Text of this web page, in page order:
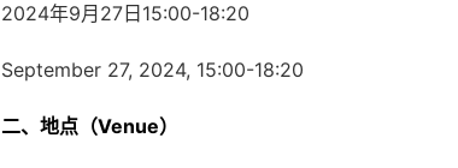
2024年9月27日15:00-18:20
September 27, 2024, 15:00-18:20
二、地点（Venue）